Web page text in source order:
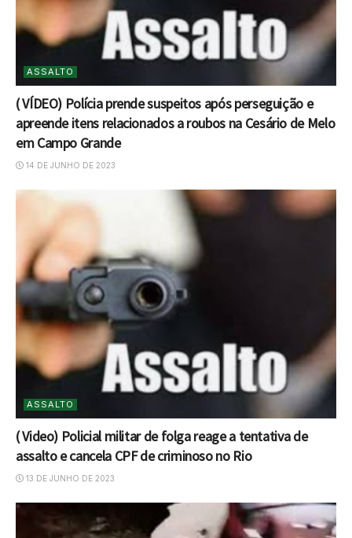
ASSALTO
( VÍDEO) Polícia prende suspeitos após perseguição e
apreende itens relacionados a roubos na Cesário de Melo
em Campo Grande
14 DE JUNHO DE 2023
ASSALTO
( Video) Policial militar de folga reage a tentativa de
assalto e cancela CPF de criminoso no Rio
13 DE JUNHO DE 2023